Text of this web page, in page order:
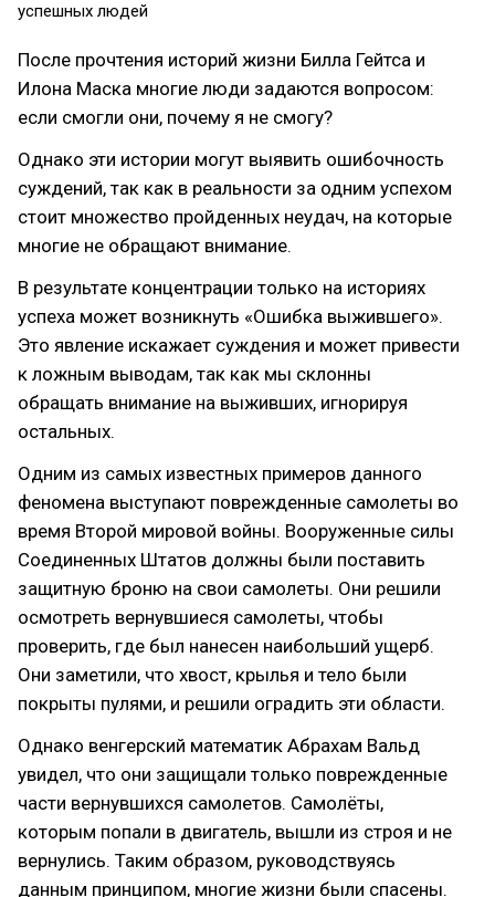
успешных людей
После прочтения историй жизни Билла Гейтса и
Илона Маска многие люди задаются вопросом:
если смогли они, почему я не смогу?
Однако эти истории могут выявить ошибочность
суждений, так как в реальности за одним успехом
стоит множество пройденных неудач, на которые
многие не обращают внимание.
В результате концентрации только на историях
успеха может возникнуть «Ошибка выжившего».
Это явление искажает суждения и может привести
к ложным выводам, так как мы склонны
обращать внимание на выживших, игнорируя
остальных.
Одним из самых известных примеров данного
феномена выступают поврежденные самолеты во
время Второй мировой войны. Вооруженные силы
Соединенных Штатов должны были поставить
защитную броню на свои самолеты. Они решили
осмотреть вернувшиеся самолеты, чтобы
проверить, где был нанесен наибольший ущерб.
Они заметили, что хвост, крылья и тело были
покрыты пулями, и решили оградить эти области.
Однако венгерский математик Абрахам Вальд
увидел, что они защищали только поврежденные
части вернувшихся самолетов. Самолёты,
которым попали в двигатель, вышли из строя и не
вернулись. Таким образом, руководствуясь
данным принципом, многие жизни были спасены.